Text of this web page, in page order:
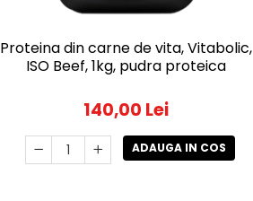
Proteina din carne de vita, Vitabolic,
ISO Beef, 1kg, pudra proteica
140,00 Lei
ADAUGA IN COS